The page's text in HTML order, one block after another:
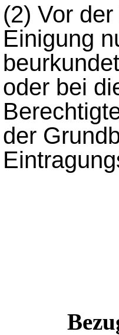
(2) Vor
Einigung
oder bei
der